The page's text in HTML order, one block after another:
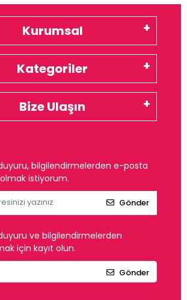
Kurumsal
Kategoriler
Bize Ulaşın
bilgilendirmelerden e-posta
istiyorum.
Gönder
ve bilgilendirmelerden
için kayıt olun.
Gönder